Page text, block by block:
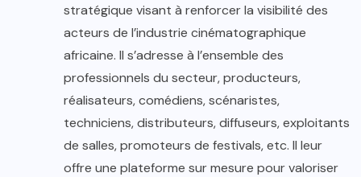
stratégique visant à renforcer la visibilité des
acteurs de l’industrie cinématographique
africaine. Il s’adresse à l’ensemble des
professionnels du secteur, producteurs,
réalisateurs, comédiens, scénaristes,
techniciens, distributeurs, diffuseurs, exploitants
de salles, promoteurs de festivals, etc. Il leur
offre une plateforme sur mesure pour valoriser